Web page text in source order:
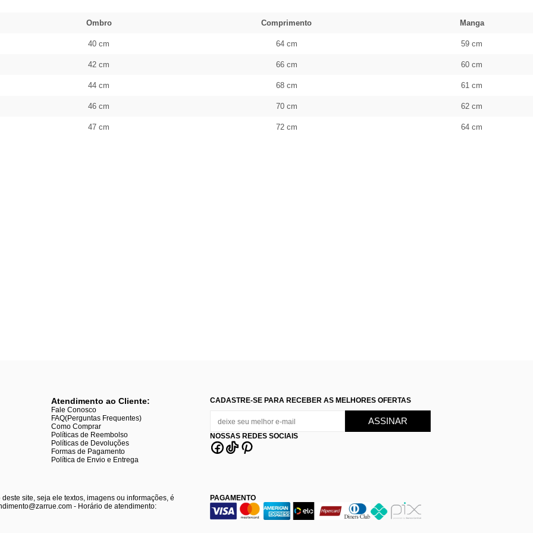
Ombro Comprimento Manga
40 cm 64 cm 59 cm
42 cm 66 cm 60 cm
44 cm 68 cm 61 cm
46 cm 70 cm 62 cm
47 cm 72 cm 64 cm
Atendimento ao Cliente:
Fale Conosco
FAQ(Perguntas Frequentes)
Como Comprar
Políticas de Reembolso
Políticas de Devoluções
Formas de Pagamento
Política de Envio e Entrega
CADASTRE-SE PARA RECEBER AS MELHORES OFERTAS
NOSSAS REDES SOCIAIS
site, seja ele textos, imagens ou informações, é
- Horário de atendimento:
PAGAMENTO